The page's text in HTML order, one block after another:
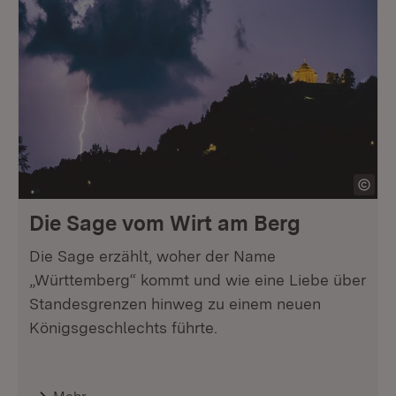
Die Sage vom Wirt am Berg
Die Sage erzählt, woher der Name
„Württemberg“ kommt und wie eine Liebe über
Standesgrenzen hinweg zu einem neuen
Königsgeschlechts führte.